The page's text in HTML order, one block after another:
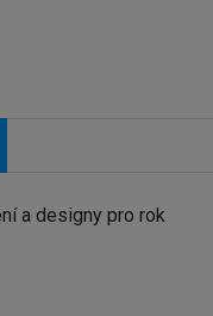
a designy pro rok